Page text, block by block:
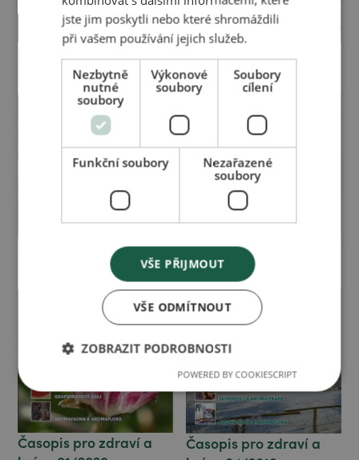
Časopis pro zdraví a
krásu 01/2021
Časopis pro zdraví a
krásu 04/2020
Časopis pro zdraví a
krásu 03/2020
Časopis pro zdraví a
krásu 02/2020
Časopis pro zdraví a
Časopis pro zdraví a
jste jim poskytli nebo které shromáždili
při vašem používání jejich služeb.
Nezbytně
nutné
soubory
Výkonové
soubory
Soubory
cílení
Funkční soubory
Nezařazené
soubory
VŠE PŘIJMOUT
VŠE ODMÍTNOUT
ZOBRAZIT PODROBNOSTI
POWERED BY COOKIESCRIPT